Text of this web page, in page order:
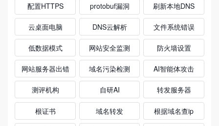
配置HTTPS protobuf漏洞 刷新本地DNS
云桌面电脑 DNS云解析 文件系统错误
低数据模式 网站安全监测 防火墙设置
网站服务器出错 域名污染检测 AI智能体攻击
测评机构 自研AI 转发服务器
根证书 域名转发 根据域名查ip